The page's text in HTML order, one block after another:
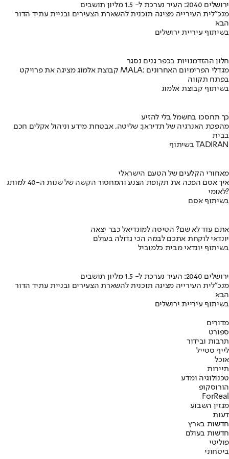
ירושלים 2040: העיר נערכת ל- 1.5 מליון תושבים
מנכ"לית העירייה מציגה תוכנית להשארת הצעירים ובניית עתיד הדור
הבא
בשיתוף עיריית ירושלים
חלון ההזדמנויות בכפר גנים נסגר
קבוצת אלמוג מציגה את פרויקט MALA: מגדלי הפרימיום האחרונים
בפתח תקווה
בשיתוף קבוצת אלמוג
כך תחסכו בחשמל בלי להזיע
מהפכת האנרגיה של תדיראן: שליטה, אבטחת מידע וניהול אקלים חכם
בבית
בשיתוף TADIRAN
מאחורי הקלעים של הטעם הישראלי
איך אסם הפכה את תקופת הצנע והמחסור הקשה של שנות ה-40 למותג
לאומי?
בשיתוף אסם
אתם עוד לא שם? הטיסה למונדיאל כבר יצאה
יונדאי לוקחת אתכם לבמה הכי גדולה בעולם
בשיתוף יונדאי מבית כלמוביל
ירושלים 2040: העיר נערכת ל- 1.5 מליון תושבים
מנכ"לית העירייה מציגה תוכנית להשארת הצעירים ובניית עתיד הדור
הבא
בשיתוף עיריית ירושלים
מדורים
ספורט
תרבות ובידור
לייף סטייל
אוכל
תיירות
טכנולוגיה ומדע
הורוסקופ
ForReal
מגזין השבוע
דעות
חדשות בארץ
חדשות בעולם
פוליטי
ביטחוני